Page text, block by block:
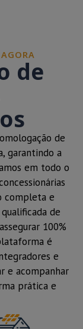
de
de
garantindo a
em todo o
completa e
de
100%
é
e
e acompanhar
prática e